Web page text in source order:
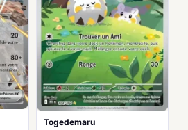
Togedemaru